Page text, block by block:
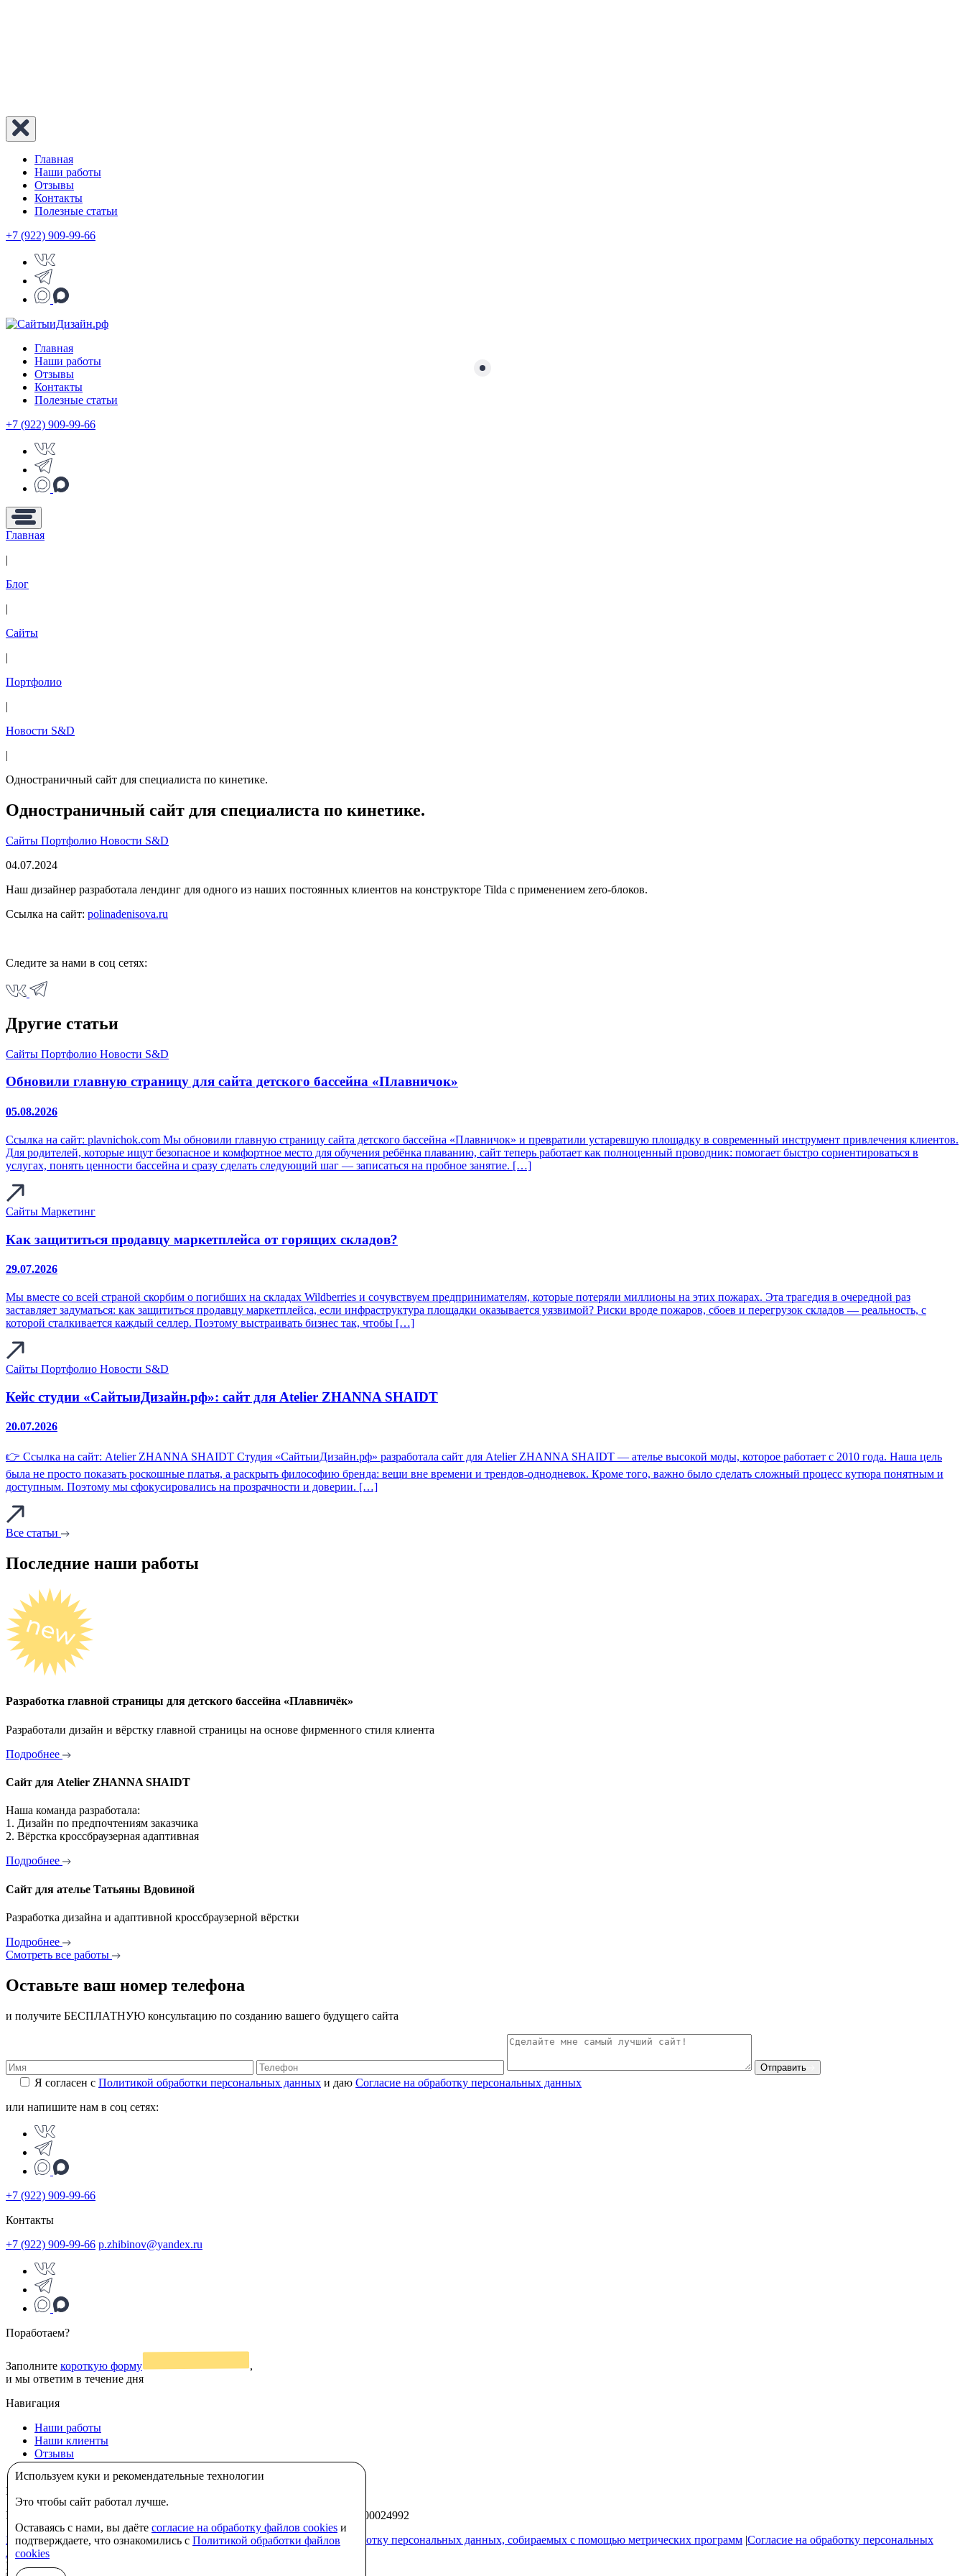
Главная
Наши работы
Отзывы
Контакты
Полезные статьи
+7 (922) 909-99-66
Главная
Наши работы
Отзывы
Контакты
Полезные статьи
+7 (922) 909-99-66
Главная
|
Блог
|
Сайты
|
Портфолио
|
Новости S&D
|
Одностраничный сайт для специалиста по кинетике.
Одностраничный сайт для специалиста по кинетике.
Сайты Портфолио Новости S&D
04.07.2024
Наш дизайнер разработала лендинг для одного из наших постоянных клиентов на конструкторе Tilda с применением zero-блоков.
Ссылка на сайт: polinadenisova.ru
Следите за нами в соц сетях:
Другие статьи
Сайты Портфолио Новости S&D
Обновили главную страницу для сайта детского бассейна «Плавничок»
05.08.2026
Ссылка на сайт: plavnichok.com Мы обновили главную страницу сайта детского бассейна «Плавничок» и превратили устаревшую площадку в современный инструмент привлечения клиентов.
Для родителей, которые ищут безопасное и комфортное место для обучения ребёнка плаванию, сайт теперь работает как полноценный проводник: помогает быстро сориентироваться в
услугах, понять ценности бассейна и сразу сделать следующий шаг — записаться на пробное занятие. […]
Сайты Маркетинг
Как защититься продавцу маркетплейса от горящих складов?
29.07.2026
Мы вместе со всей страной скорбим о погибших на складах Wildberries и сочувствуем предпринимателям, которые потеряли миллионы на этих пожарах. Эта трагедия в очередной раз
заставляет задуматься: как защититься продавцу маркетплейса, если инфраструктура площадки оказывается уязвимой? Риски вроде пожаров, сбоев и перегрузок складов — реальность, с
которой сталкивается каждый селлер. Поэтому выстраивать бизнес так, чтобы […]
Сайты Портфолио Новости S&D
Кейс студии «СайтыиДизайн.рф»: сайт для Atelier ZHANNA SHAIDT
20.07.2026
👉 Ссылка на сайт: Atelier ZHANNA SHAIDT Студия «СайтыиДизайн.рф» разработала сайт для Atelier ZHANNA SHAIDT — ателье высокой моды, которое работает с 2010 года. Наша цель
была не просто показать роскошные платья, а раскрыть философию бренда: вещи вне времени и трендов‑однодневок. Кроме того, важно было сделать сложный процесс кутюра понятным и
доступным. Поэтому мы сфокусировались на прозрачности и доверии. […]
Все статьи
Последние наши работы
Разработка главной страницы для детского бассейна «Плавничёк»
Разработали дизайн и вёрстку главной страницы на основе фирменного стиля клиента
Подробнее
Сайт для Atelier ZHANNA SHAIDT
Наша команда разработала:
1. Дизайн по предпочтениям заказчика
2. Вёрстка кроссбраузерная адаптивная
Подробнее
Сайт для ателье Татьяны Вдовиной
Разработка дизайна и адаптивной кроссбраузерной вёрстки
Подробнее
Смотреть все работы
Оставьте ваш номер телефона
и получите БЕСПЛАТНУЮ консультацию по созданию вашего будущего сайта
Отправить
Я согласен с Политикой обработки персональных данных и даю Согласие на обработку персональных данных
или напишите нам в соц сетях:
+7 (922) 909-99-66
Контакты
+7 (922) 909-99-66 p.zhibinov@yandex.ru
Поработаем?
Заполните короткую форму
,
и мы ответим в течение дня
Навигация
Наши работы
Наши клиенты
Отзывы
Команда
Реквизиты
ИП Жибинов Павел Вадимович
ОГРНИП: 325430000024992
Политика в отношении использования cookie-файлов |Согласие на обработку персональных данных, собираемых с помощью метрических программ |Согласие на обработку персональных
данных |
Наверх
Используем куки и рекомендательные технологии
Это чтобы сайт работал лучше.
Оставаясь с нами, вы даёте согласие на обработку файлов cookies и
подтверждаете, что ознакомились с Политикой обработки файлов
cookies